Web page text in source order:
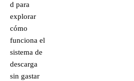
d para
explorar
cómo
funciona el
sistema de
descarga
sin gastar